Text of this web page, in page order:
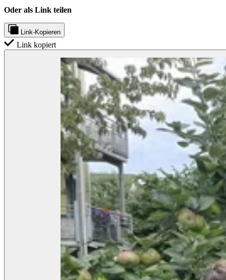
Oder als Link teilen
Link-Kopieren
Link kopiert